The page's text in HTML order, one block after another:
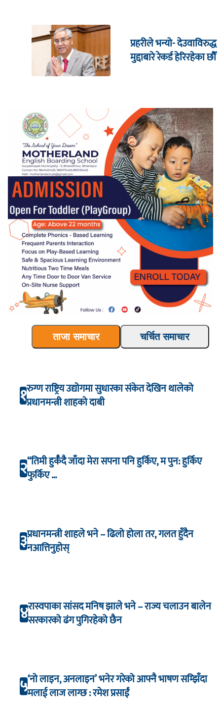
प्रहरीले भन्यो- देउवाविरुद्ध
मुद्दाबारे रेकर्ड हेरिरहेका छौँ
ताजा समाचार चर्चित समाचार
१रुग्ण राष्ट्रिय उद्योगमा सुधारका संकेत देखिन थालेको
प्रधानमन्त्री शाहको दाबी
२“तिमी हुर्कँदै जाँदा मेरा सपना पनि हुर्किए, म पुन: हुर्किए
फुर्किए …
३प्रधानमन्त्री शाहले भने – ढिलो होला तर, गलत हुँदैन
नआत्तिनुहोस्
४रास्वपाका सांसद मनिष झाले भने – राज्य चलाउन बालेन
सरकारको ढंग पुगिरहेको छैन
५‘नो लाइन, अनलाइन’ भनेर गरेको आफ्नै भाषण सम्झिँदा
मलाई लाज लाग्छ : रमेश प्रसाईं